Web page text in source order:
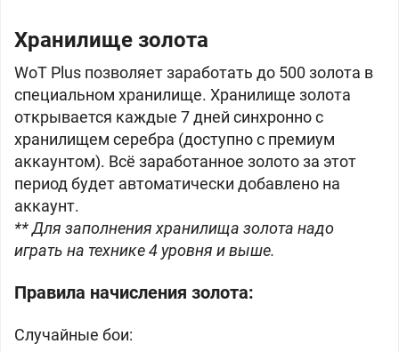
Хранилище золота
WoT Plus позволяет заработать до 500 золота в
специальном хранилище. Хранилище золота
открывается каждые 7 дней синхронно с
хранилищем серебра (доступно с премиум
аккаунтом). Всё заработанное золото за этот
период будет автоматически добавлено на
аккаунт.
** Для заполнения хранилища золота надо
играть на технике 4 уровня и выше.
Правила начисления золота:
Случайные бои: